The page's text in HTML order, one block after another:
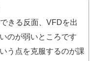
きる反面、VFDを出
のが弱いところです
う点を克服するのが課